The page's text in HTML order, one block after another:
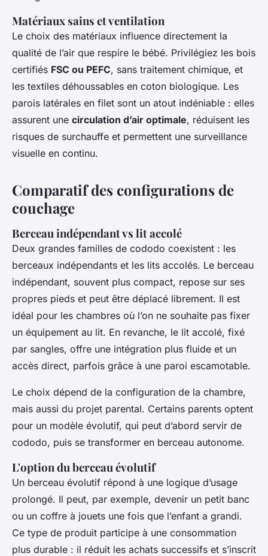
Matériaux sains et ventilation
Le choix des matériaux influence directement la
qualité de l’air que respire le bébé. Privilégiez les bois
certifiés FSC ou PEFC, sans traitement chimique, et
les textiles déhoussables en coton biologique. Les
parois latérales en filet sont un atout indéniable : elles
assurent une circulation d’air optimale, réduisent les
risques de surchauffe et permettent une surveillance
visuelle en continu.
Comparatif des configurations de
couchage
Berceau indépendant vs lit accolé
Deux grandes familles de cododo coexistent : les
berceaux indépendants et les lits accolés. Le berceau
indépendant, souvent plus compact, repose sur ses
propres pieds et peut être déplacé librement. Il est
idéal pour les chambres où l’on ne souhaite pas fixer
un équipement au lit. En revanche, le lit accolé, fixé
par sangles, offre une intégration plus fluide et un
accès direct, parfois grâce à une paroi escamotable.
Le choix dépend de la configuration de la chambre,
mais aussi du projet parental. Certains parents optent
pour un modèle évolutif, qui peut d’abord servir de
cododo, puis se transformer en berceau autonome.
L'option du berceau évolutif
Un berceau évolutif répond à une logique d’usage
prolongé. Il peut, par exemple, devenir un petit banc
ou un coffre à jouets une fois que l’enfant a grandi.
Ce type de produit participe à une consommation
plus durable : il réduit les achats successifs et s’inscrit